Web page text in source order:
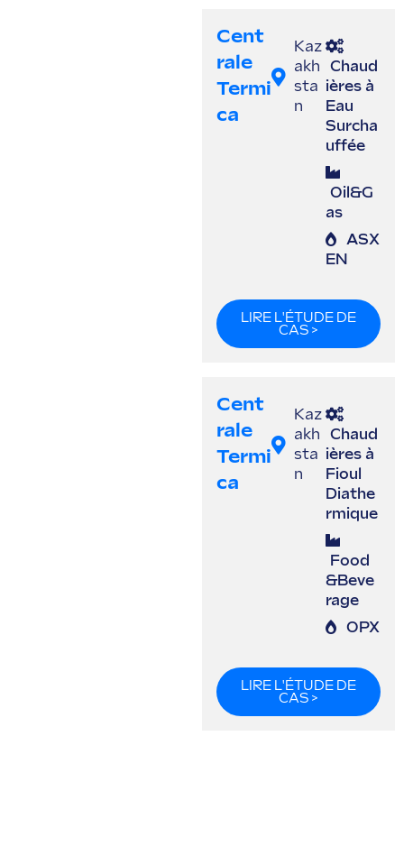
Cent
Rale
Termi
Ca
Kaz
akh
sta
n
Chaud
ières à
Eau
Surcha
uffée
Oil&G
as
ASX
EN
LIRE L'ÉTUDE DE
CAS >
Cent
Rale
Termi
Ca
Kaz
akh
sta
n
Chaud
ières à
Fioul
Diathe
rmique
Food
&Beve
rage
OPX
LIRE L'ÉTUDE DE
CAS >